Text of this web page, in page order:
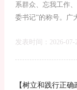
系群众、忘我工作
委书记”的称号。广
发表时间：2026-07-
【树立和践行正